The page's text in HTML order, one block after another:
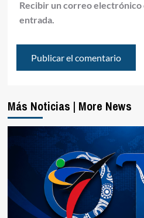
Recibir un correo electrónico
entrada.
Más Noticias | More News